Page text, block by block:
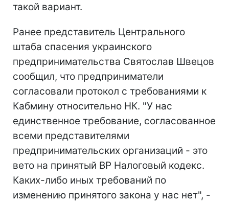
такой вариант.
Ранее представитель Центрального
штаба спасения украинского
предпринимательства Святослав Швецов
сообщил, что предприниматели
согласовали протокол с требованиями к
Кабмину относительно НК. "У нас
единственное требование, согласованное
всеми представителями
предпринимательских организаций - это
вето на принятый ВР Налоговый кодекс.
Каких-либо иных требований по
изменению принятого закона у нас нет", -